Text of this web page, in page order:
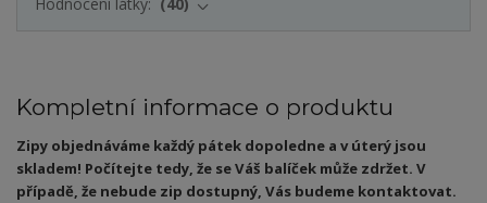
Kompletní informace o produktu
Zipy objednáváme každý pátek dopoledne a v úterý jsou
skladem! Počítejte tedy, že se Váš balíček může zdržet. V
případě, že nebude zip dostupný, Vás budeme kontaktovat.